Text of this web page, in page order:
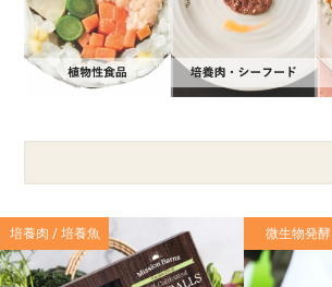
培養肉 / 培養魚 微生物発酵